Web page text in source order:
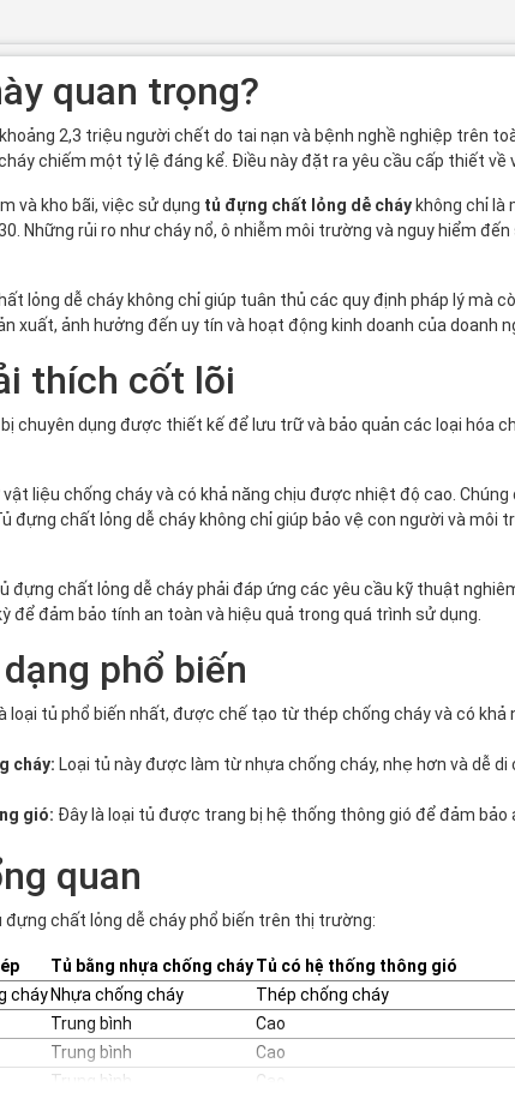
quan trọng?
2,3 triệu người chết do tai nạn và bệnh nghề nghiệp trên
chiếm một tỷ lệ đáng kể. Điều này đặt ra yêu cầu cấp thiết
và kho bãi, việc sử dụng tủ đựng chất lỏng dễ cháy không chỉ là
Những rủi ro như cháy nổ, ô nhiễm môi trường và nguy hiểm
lỏng dễ cháy không chỉ giúp tuân thủ các quy định pháp lý mà
xuất, ảnh hưởng đến uy tín và hoạt động kinh doanh của doanh
thích cốt lõi
chuyên dụng được thiết kế để lưu trữ và bảo quản các loại hóa
liệu chống cháy và có khả năng chịu được nhiệt độ cao.
đựng chất lỏng dễ cháy không chỉ giúp bảo vệ con người và
đựng chất lỏng dễ cháy phải đáp ứng các yêu cầu kỹ thuật
để đảm bảo tính an toàn và hiệu quả trong quá trình sử dụng.
phổ biến
loại tủ phổ biến nhất, được chế tạo từ thép chống cháy và có
cháy: Loại tủ này được làm từ nhựa chống cháy, nhẹ hơn và dễ
gió: Đây là loại tủ được trang bị hệ thống thông gió để đảm
quan
đựng chất lỏng dễ cháy phổ biến trên thị trường:
Tủ bằng nhựa chống cháyTủ có hệ thống thông gió
cháy Nhựa chống cháy
Thép chống cháy
Trung bình
Cao
Trung bình
Cao
Trung bình
Cao